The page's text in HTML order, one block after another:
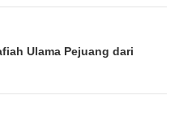
Ulama Pejuang dari